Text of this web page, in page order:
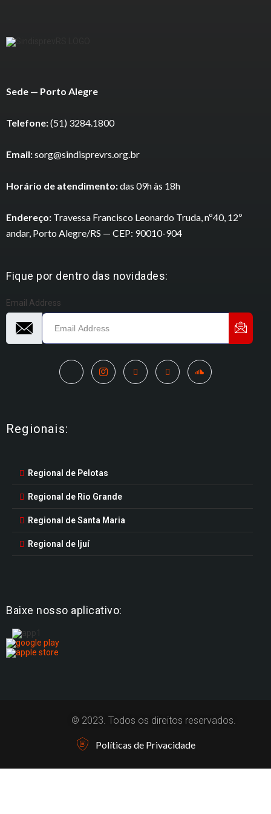
Sede — Porto Alegre
Telefone:(51) 3284.1800
Email:sorg@sindisprevrs.org.br
Horário de atendimento:das 09h às 18h
Endereço: Travessa Francisco Leonardo Truda, nº40, 12º
andar, Porto Alegre/RS — CEP: 90010-904
Fique por dentro das novidades:
Email Address
Regionais:
Regional de Pelotas
Regional de Rio Grande
Regional de Santa Maria
Regional de Ijuí
Baixe nosso aplicativo:
© 2023. Todos os direitos reservados.
Políticas de Privacidade